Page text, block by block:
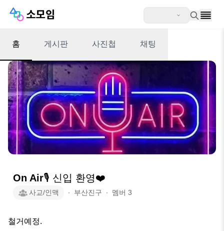
홈 게시판 사진첩 채팅
On Air🎙️ 신입 환영❤️
사교/인맥 ∙ 부산진구 ∙ 멤버 3
철거예정.